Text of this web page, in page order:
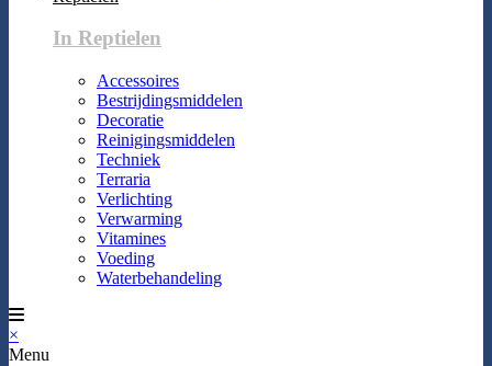
In Reptielen
Accessoires
Bestrijdingsmiddelen
Decoratie
Reinigingsmiddelen
Techniek
Terraria
Verlichting
Verwarming
Vitamines
Voeding
Waterbehandeling
×
Menu